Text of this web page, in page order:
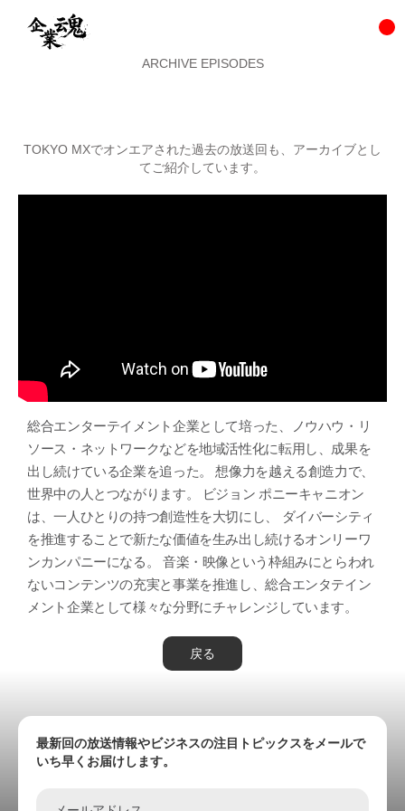
ARCHIVE EPISODES
TOKYO MXでオンエアされた過去の放送回も、アーカイブとし
てご紹介しています。
総合エンターテイメント企業として培った、ノウハウ・リ
ソース・ネットワークなどを地域活性化に転用し、成果を
出し続けている企業を追った。 想像力を越える創造力で、
世界中の人とつながります。 ビジョン ポニーキャニオン
は、一人ひとりの持つ創造性を大切にし、 ダイバーシティ
を推進することで新たな価値を生み出し続けるオンリーワ
ンカンパニーになる。 音楽・映像という枠組みにとらわれ
ないコンテンツの充実と事業を推進し、総合エンタテイン
メント企業として様々な分野にチャレンジしています。
戻る
最新回の放送情報やビジネスの注目トピックスをメールで
いち早くお届けします。